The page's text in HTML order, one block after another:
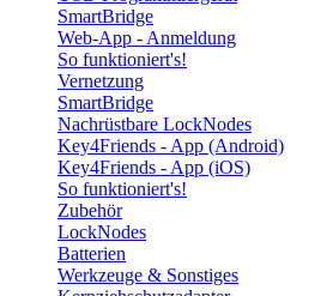
SmartBridge
Web-App - Anmeldung
So funktioniert's!
Vernetzung
SmartBridge
Nachrüstbare LockNodes
Key4Friends - App (Android)
Key4Friends - App (iOS)
So funktioniert's!
Zubehör
LockNodes
Batterien
Werkzeuge & Sonstiges